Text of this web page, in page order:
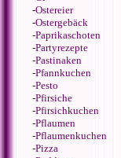
-Ostereier
-Ostergebäck
-Paprikaschoten
-Partyrezepte
-Pastinaken
-Pfannkuchen
-Pesto
-Pfirsiche
-Pfirsichkuchen
-Pflaumen
-Pflaumenkuchen
-Pizza